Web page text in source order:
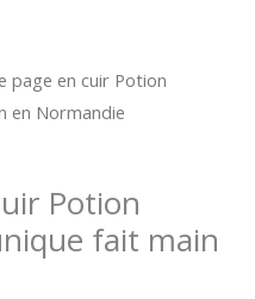
page en cuir Potion
en Normandie
Potion
fait main